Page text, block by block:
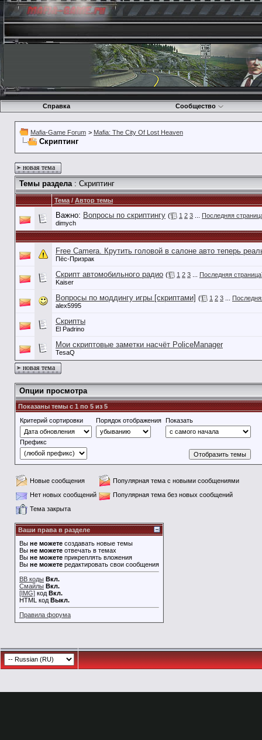
Справка Сообщество
Mafia-Game Forum > Mafia: The City Of Lost Heaven
Скриптинг
новая тема
Темы раздела: Скриптинг
Тема/Автор темы
Важно: Вопросы по скриптингу ( 1 2 3
Последняя
dimych
Free Camera. Крутить головой в салоне авто теперь
Пёс-Призрак
Скрипт автомобильного радио ( 1 2 3 Последняя страница
Kaiser
Вопросы по моддингу игры [скриптами] ( 1 2 3
alex5995
Скрипты
El Padrino
Мои скриптовые заметки насчёт PoliceManager
TesaQ
новая тема
Опции просмотра
Показаны темы с 1 по 5 из 5
Критерий сортировки
Порядок отображения Показать
Префикс
Новые сообщения
Популярная тема с новыми сообщениями
Нет новых сообщений
Популярная тема без новых сообщений
Тема закрыта
Ваши права в разделе
Вы не можете создавать новые темы
Вы не можете отвечать в темах
Вы не можете прикреплять вложения
Вы не можете редактировать свои сообщения
BB коды Вкл.
Смайлы Вкл.
[IMG] код Вкл.
HTML код Выкл.
Правила форума